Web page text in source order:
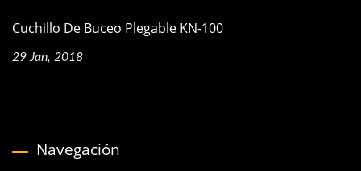
Cuchillo De Buceo Plegable KN-100
29 Jan, 2018
Navegación